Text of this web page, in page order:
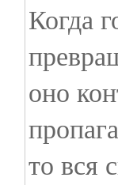
Когда
оно
то вся